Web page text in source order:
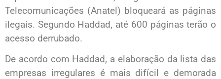
Telecomunicações (Anatel) bloqueará as páginas
ilegais. Segundo Haddad, até 600 páginas terão o
acesso derrubado.
De acordo com Haddad, a elaboração da lista das
empresas irregulares é mais difícil e demorada